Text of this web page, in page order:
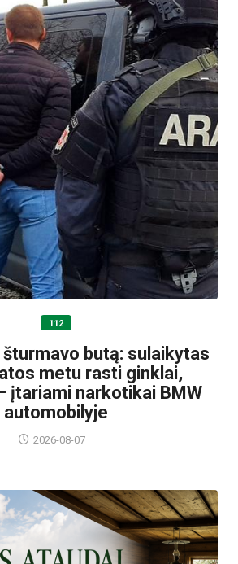
112
šturmavo butą: sulaikytas
metu rasti ginklai,
įtariami narkotikai BMW
automobilyje
2026-08-07